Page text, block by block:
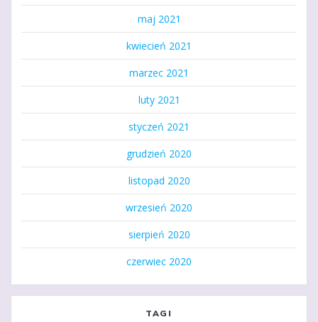
maj 2021
kwiecień 2021
marzec 2021
luty 2021
styczeń 2021
grudzień 2020
listopad 2020
wrzesień 2020
sierpień 2020
czerwiec 2020
TAGI